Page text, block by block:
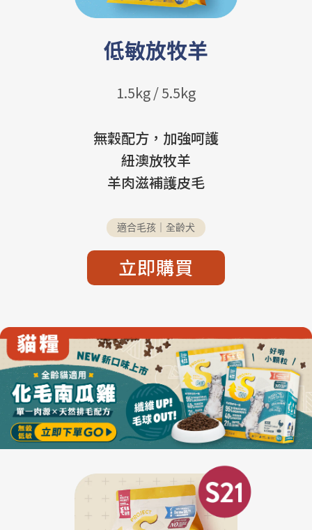
低敏放牧羊
1.5kg / 5.5kg
無穀配方，加強呵護
紐澳放牧羊
羊肉滋補護皮毛
適合毛孩｜全齡犬
立即購買